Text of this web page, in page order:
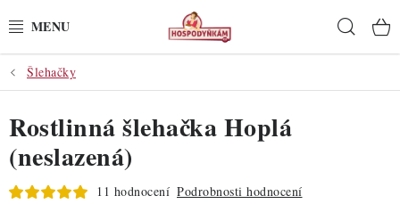
na
POTŘEBY
POMŮCKY
SUROVINY
Šlehačky
Rostlinná šlehačka Hoplá
(neslazená)
11 hodnocení Podrobnosti hodnocení